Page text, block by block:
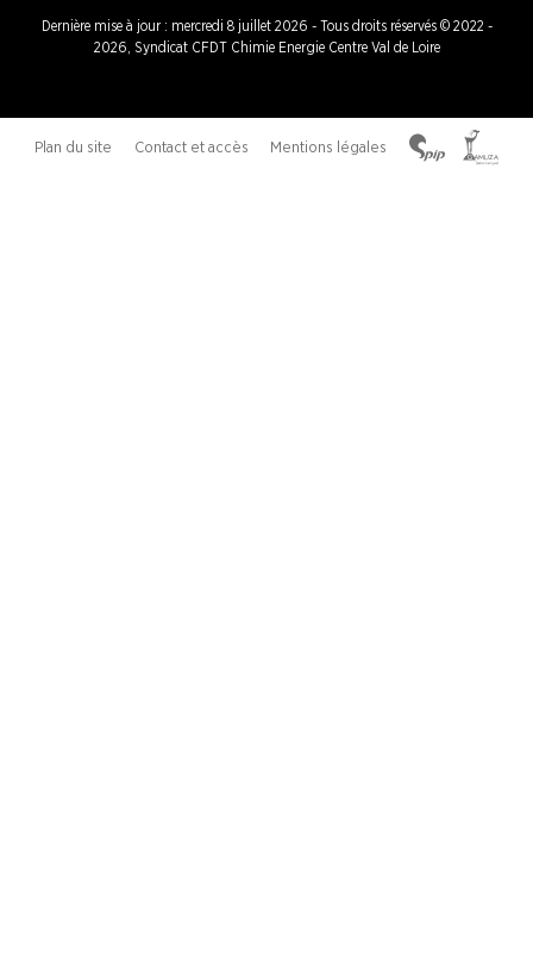
Dernière mise à jour : mercredi 8 juillet 2026 - Tous droits réservés © 2022 -
2026, Syndicat CFDT Chimie Energie Centre Val de Loire
Plan du site Contact et accès Mentions légales